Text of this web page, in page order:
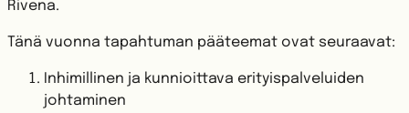
Rivena.
Tänä vuonna tapahtuman pääteemat ovat seuraavat:
Inhimillinen ja kunnioittava erityispalveluiden
johtaminen